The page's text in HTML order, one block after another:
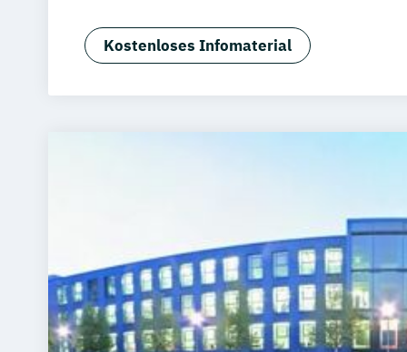
Aachen deutschlandweit
Kostenloses Infomaterial